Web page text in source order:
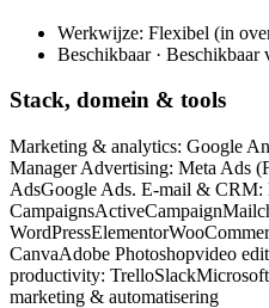
Werkwijze: Flexibel (in
Beschikbaar · Beschikbaar
Stack, domein & tools
Marketing & analytics: Google
Manager Advertising: Meta Ads
AdsGoogle Ads. E-mail & CRM:
CampaignsActiveCampaign
WordPressElementor
CanvaAdobe Photoshopvideo
productivity: TrelloSlack
marketing & automatisering